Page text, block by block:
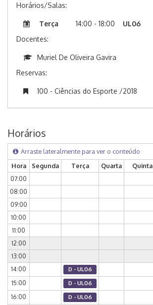
Horários/Salas:
Terça 14:00 - 18:00
UL06
Docentes:
Muriel De Oliveira Gavira
Reservas:
100 - Ciências do Esporte /2018
Horários
Arraste lateralmente para ver o conteúdo
Hora
Segunda Terça Quarta Quinta
07:00
08:00
09:00
10:00
11:00
12:00
13:00
14:00
D - UL06
15:00 D - UL06
16:00 D - UL06